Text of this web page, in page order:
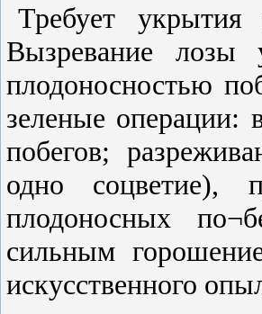
Требует
Вызревание лозы
плодоносностью
зеленые операции:
побегов;
одно соцветие),
плодоносных
сильным
искусственного